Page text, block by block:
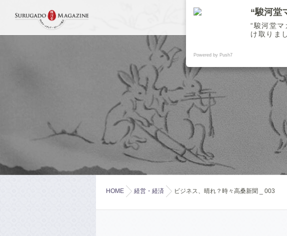
HOME 経営・経済 ビジネス、晴れ？時々高桑新聞 _ 003
“駿河堂
“駿河堂
け取りま
Powered by Push7